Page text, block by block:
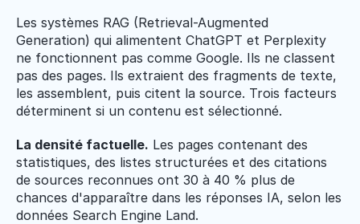
Les systèmes RAG (Retrieval-Augmented
Generation) qui alimentent ChatGPT et Perplexity
ne fonctionnent pas comme Google. Ils ne classent
pas des pages. Ils extraient des fragments de texte,
les assemblent, puis citent la source. Trois facteurs
déterminent si un contenu est sélectionné.
La densité factuelle. Les pages contenant des
statistiques, des listes structurées et des citations
de sources reconnues ont 30 à 40 % plus de
chances d'apparaître dans les réponses IA, selon les
données Search Engine Land.